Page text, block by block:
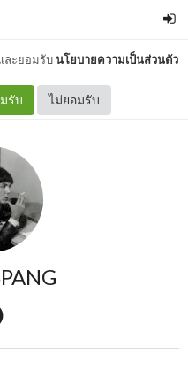
ละยอมรับนโยบายความเป็นส่วนตัว
รับ ไม่ยอมรับ